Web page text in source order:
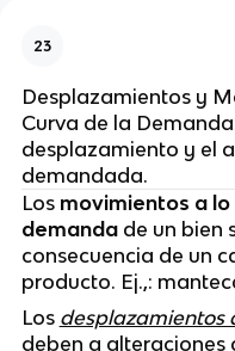
23
Desplazamientos y
Curva de la
desplazamiento y el
demandada.
Los movimientos a
demandade un bien
consecuencia de un
producto. Ej.,:
Los desplazamientos
deben a alteraciones